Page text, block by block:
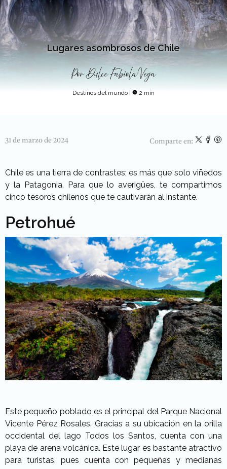
Lugares asombrosos de Chile
PorDulce Fabiola Vega
Destinos del mundo | 2 min
31 de marzo de 2024 Comparte en:
Chile es una tierra de contrastes; es más que solo viñedos
y la Patagonia. Para que lo averigües, te compartimos
cinco tesoros chilenos que te cautivarán al instante.
Petrohué
Este pequeño poblado es el principal del Parque Nacional
Vicente Pérez Rosales. Gracias a su ubicación en la orilla
occidental del lago Todos los Santos, cuenta con una
playa de arena volcánica. Este lugar es bastante atractivo
para turistas, pues cuenta con pequeñas y medianas